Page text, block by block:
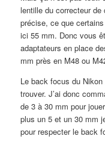
lentille du correcteur
précise, ce que
ici 55 mm. Donc vous
adaptateurs en place
mm près en M48 ou
Le back focus du
trouver. J’ai donc
de 3 à 30 mm pour
plus un 5 et un 30 mm
pour respecter le back